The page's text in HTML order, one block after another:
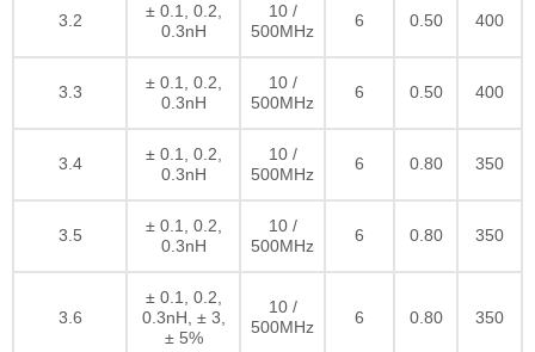
3.2
± 0.1, 0.2,
0.3nH
10 /
500MHz
6 0.50 400
3.3
± 0.1, 0.2,
0.3nH
10 /
500MHz
6 0.50 400
3.4
± 0.1, 0.2,
0.3nH
10 /
500MHz
6 0.80 350
3.5
± 0.1, 0.2,
0.3nH
10 /
500MHz
6 0.80 350
3.6
± 0.1, 0.2,
0.3nH, ± 3,
± 5%
10 /
500MHz
6 0.80 350